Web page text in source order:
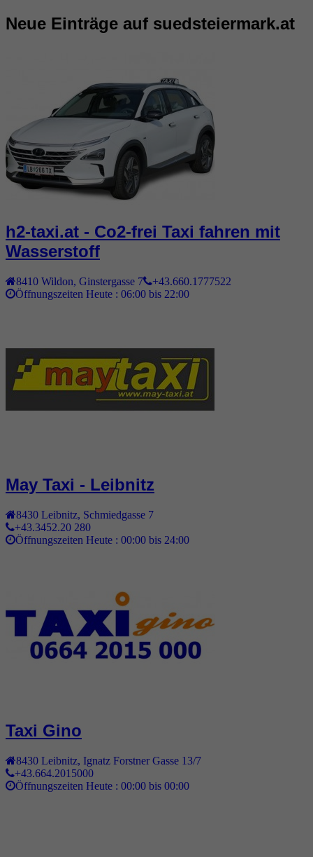
Neue Einträge auf suedsteiermark.at
h2-taxi.at - Co2-frei Taxi fahren mit
Wasserstoff
8410 Wildon Ginstergasse 7
+43.660.1777522
Öffnungszeiten Heute : 06:00 bis 22:00
May Taxi - Leibnitz
8430 Leibnitz
Schmiedgasse 7
+43.3452.20 280
Öffnungszeiten Heute : 00:00 bis 24:00
Taxi Gino
8430 Leibnitz
Ignatz Forstner Gasse 13/7
+43.664.2015000
Öffnungszeiten Heute : 00:00 bis 00:00